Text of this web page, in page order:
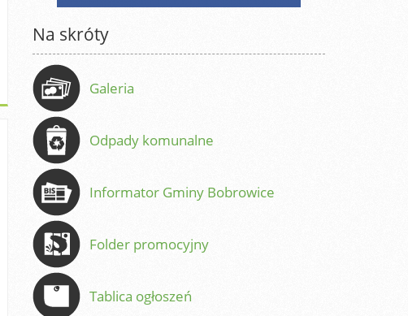
Na skróty
Galeria
Odpady komunalne
Informator Gminy Bobrowice
Folder promocyjny
Tablica ogłoszeń